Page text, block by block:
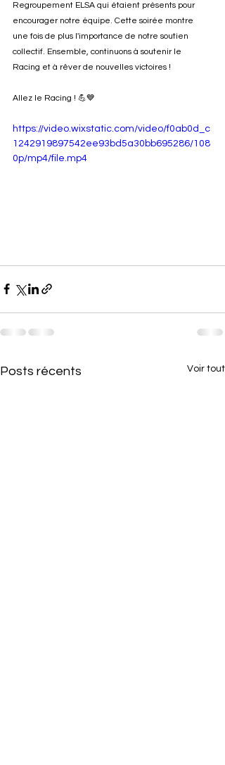
Regroupement ELSA qui étaient présents pour
encourager notre équipe. Cette soirée montre
une fois de plus l'importance de notre soutien
collectif. Ensemble, continuons à soutenir le
Racing et à rêver de nouvelles victoires !
Allez le Racing ! 💪💙
https://video.wixstatic.com/video/f0ab0d_c
1242919897542ee93bd5a30bb695286/108
0p/mp4/file.mp4
Posts récents Voir tout